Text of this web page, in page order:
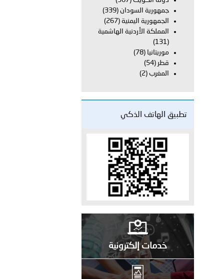
جمهورية السودان (339)
الجمهورية اليمنية (267)
المملكة الأردنية الهاشمية
(131)
موريتانيا (78)
قطر (54)
المغرب (2)
تطبيق الهاتف الذكي
خدمات إلكترونية